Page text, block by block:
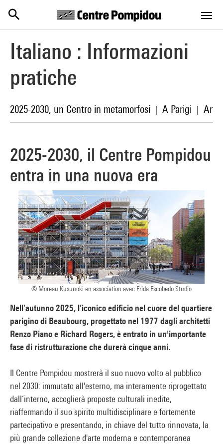
Italiano : Informazioni
pratiche
2025-2030, un Centro in metamorfosi A Parigi Arte
2025-2030, il Centre Pompidou
entra in una nuova era
© Moreau Kusunoki en association avec Frida Escobedo Studio
Nell’autunno 2025, l’iconico edificio nel cuore del quartiere
parigino di Beaubourg, progettato nel 1977 dagli architetti
Renzo Piano e Richard Rogers, è entrato in un'importante
fase di ristrutturazione che durerà cinque anni.
Il Centre Pompidou mostrerà il suo nuovo volto al pubblico
nel 2030: immutato all'esterno, ma interamente riprogettato
dall’interno, accoglierà proposte culturali inedite,
riaffermando il suo spirito multidisciplinare e fortemente
partecipativo e presentando, in chiave del tutto rinnovata, la
più grande collezione d'arte moderna e contemporanea